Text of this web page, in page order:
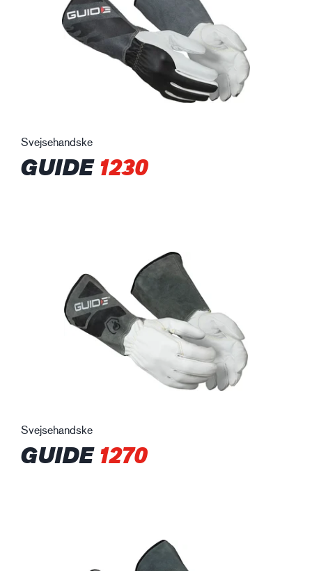
Svejsehandske
GUIDE1230
Svejsehandske
GUIDE1270